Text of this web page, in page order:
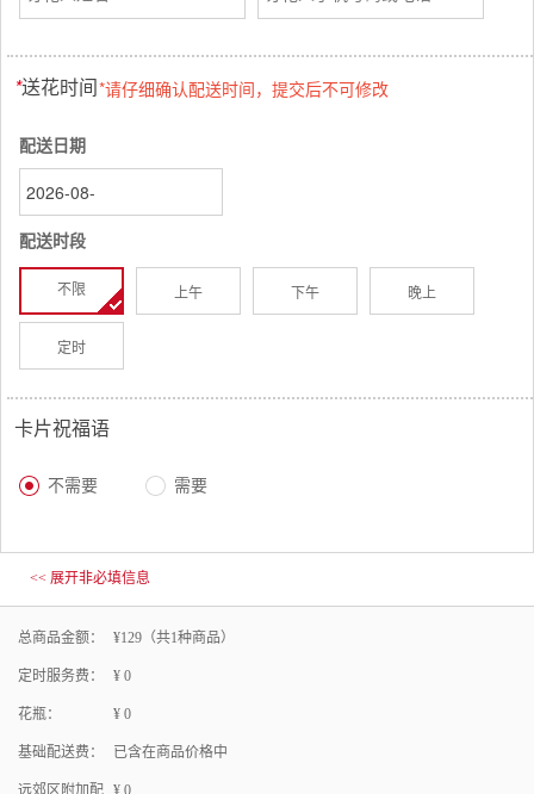
*送花时间*请仔细确认配送时间，提交后不可修改
配送日期
配送时段
不限 上午 下午 晚上
定时
卡片祝福语
不需要 需要
<< 展开非必填信息
总商品金额： ¥129 （共1种商品）
定时服务费： ¥ 0
花瓶： ¥ 0
基础配送费： 已含在商品价格中
远郊区附加配 ¥ 0